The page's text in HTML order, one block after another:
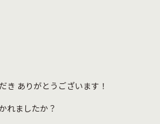
き ありがとうございます！
れましたか？